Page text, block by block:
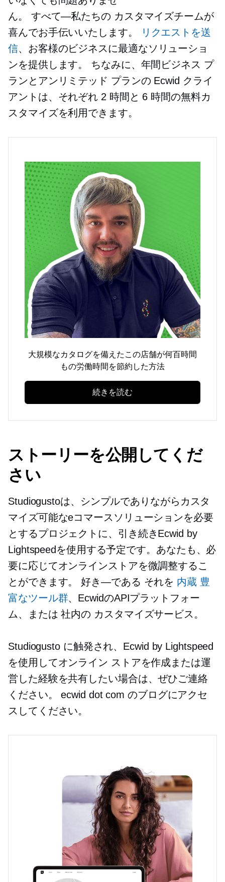
ん。 すべて—私たちの カスタマイズチームが
喜んでお手伝いいたします。
リクエストを送
信、お客様のビジネスに最適なソリューショ
ンを提供します。 ちなみに、年間ビジネス プ
ランとアンリミテッド プランの Ecwid クライ
アントは、それぞれ 2 時間と 6 時間の無料カ
スタマイズを利用できます。
大規模なカタログを備えたこの店舗が何百時間
もの労働時間を節約した方法
続きを読む
ストーリーを公開してくだ
さい
Studiogustoは、シンプルでありながらカスタ
マイズ可能なeコマースソリューションを必要
とするプロジェクトに、引き続きEcwid by
Lightspeedを使用する予定です。あなたも、必
要に応じてオンラインストアを微調整するこ
とができます。好き—である それを 内蔵豊
富なツール群、EcwidのAPIプラットフォー
ム、または社内の カスタマイズサービス。
Studiogusto に触発され、Ecwid by Lightspeed
を使用してオンライン ストアを作成または運
営した経験を共有したい場合は、ぜひご連絡
ください。 ecwid dot com のブログにアクセ
スしてください。